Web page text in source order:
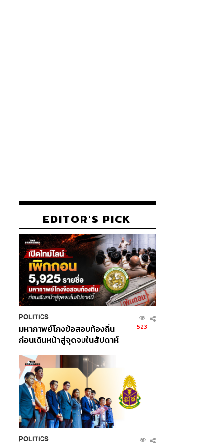
EDITOR'S PICK
POLITICS
มหากาพย์โกงข้อสอบท้องถิ่น
ก่อนเดินหน้าสู่จุดจบในสัปดาห์
523
POLITICS